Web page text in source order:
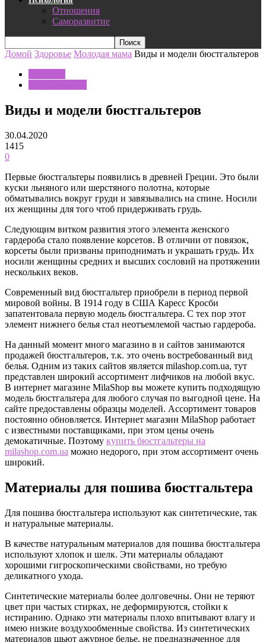
Отношения
Саморазвитие
Домой Здоровье Молодая мама Виды и модели бюстгальтеров
Виды и модели бюстгальтеров
30.04.2020
1415
0
Первые бюстгальтеры появились в древней Греции. Это были
куски льняного или шерстяного полотна, которые
обматывались вокруг груди и завязывались на спине. Носили
их женщины для того чтоб придерживать грудь.
Следующим витком развития этого элемента женского
гардероба стало появление корсетов. В отличии от повязок,
корсеты были призваны приподнимать и украшать грудь. Их
носили женщины средних и высших сословий на протяжении
нескольких веков.
Современный вид бюстгальтер приобрели в период первой
мировой войны. В 1914 году в США Каресс Кросби
запатентовала первую модель бюстгальтера. С тех пор этот
элемент нижнего белья стал неотъемлемой частью гардероба.
На данный момент много магазино в и сайтов занимаются
продажей бюстгальтеров, т.к. это очень востребованный вид
белья. Одним из таких сайтов является milashop.com.ua, тут
представлен широкий ассортимент лифчиков на любой вкус.
В интернет магазине MilaShop вы можете купить подходящую
модель бюстгальтера для любого случая по выгодной цене. На
сайте предоставлены образцы моделей. Ассортимент товаров
постоянно обновляется. Интернет магазин MilaShop работает
с известными поставщиками, при этом цены очень
демокатичные. Поэтому купить бюстгальтеры на
milashop.com.ua можно недорого, при этом ассортимент очень
широкий.
Материалы для пошива бюстгальтера
Для пошива бюстгальтера используют как синтетические, так
и натуральные материалы.
В качестве натуральным материалов для пошива бюстгальтера
используют хлопок и шелк. Эти материалы обладают
хорошими гигроскопическими свойствами, но требую
деликатного ухода.
Синтетические материалы более долговечны. Они не теряют
цвет при частых стирках, не деформируются, стойки к
истиранию. Однако эти материалы плохо впитывают влагу и
имею низкие воздухообменные свойства. Из синтетических
материалов шьют ажурное белье, не предназначенное для